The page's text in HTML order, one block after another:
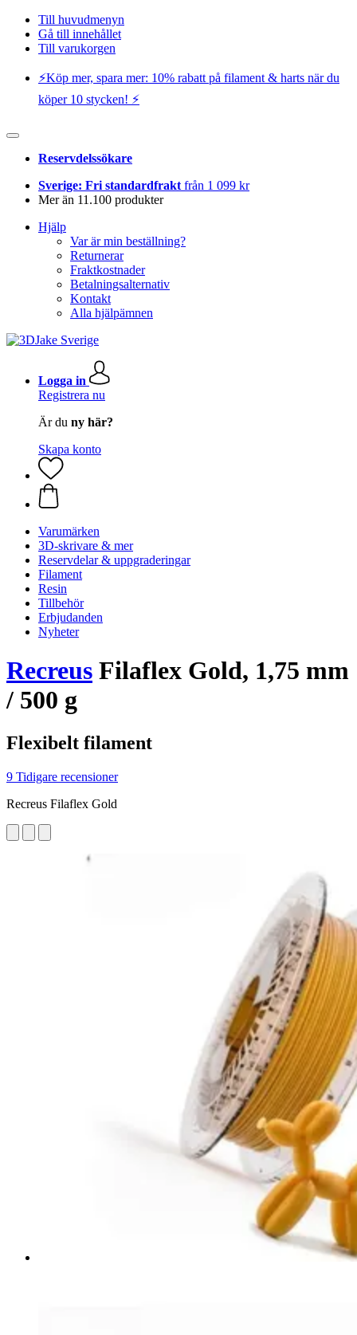
Till huvudmenyn
Gå till innehållet
Till varukorgen
⚡️Köp mer, spara mer: 10% rabatt på filament & harts när du
köper 10 stycken! ⚡️
Reservdelssökare
Sverige: Fri standardfrakt från 1 099 kr
Mer än 11.100 produkter
Hjälp
Var är min beställning?
Returnerar
Fraktkostnader
Betalningsalternativ
Kontakt
Alla hjälpämnen
Logga in
Registrera nu
Är du ny här?
Skapa konto
Varumärken
3D-skrivare & mer
Reservdelar & uppgraderingar
Filament
Resin
Tillbehör
Erbjudanden
Nyheter
Recreus Filaflex Gold, 1,75 mm
/ 500 g
Flexibelt filament
9 Tidigare recensioner
Recreus Filaflex Gold